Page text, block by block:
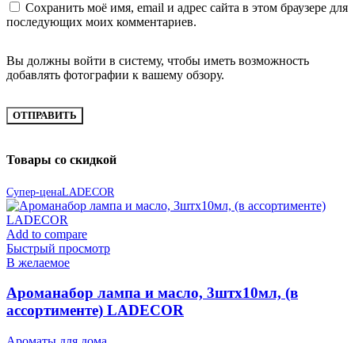
Сохранить моё имя, email и адрес сайта в этом браузере для
последующих моих комментариев.
Вы должны войти в систему, чтобы иметь возможность
добавлять фотографии к вашему обзору.
Товары со скидкой
Супер-ценаLADECOR
Add to compare
Быстрый просмотр
В желаемое
Ароманабор лампа и масло, 3штx10мл, (в
ассортименте) LADECOR